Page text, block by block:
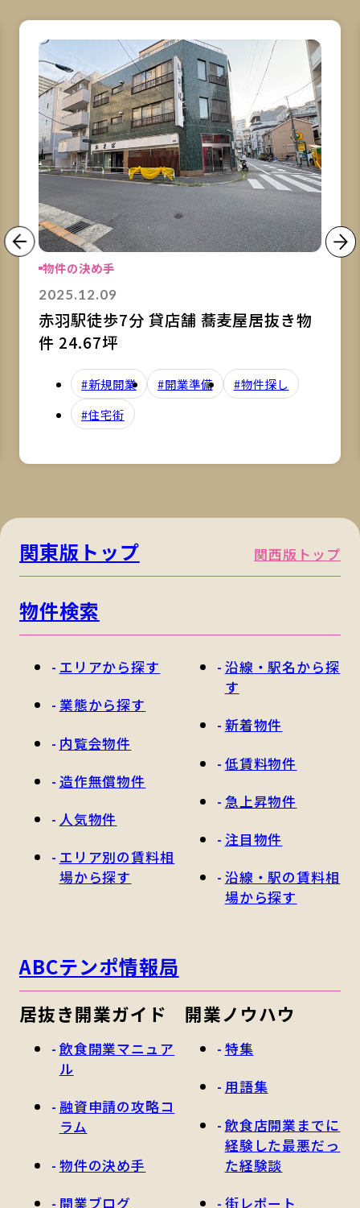
詳細を見る
物件の決め手
2025.12.09
赤羽駅徒歩7分 貸店舗 蕎麦屋居抜き物
件 24.67坪
#新規開業 #開業準備
#物件探し
#住宅街
関東版トップ 関西版トップ
物件検索
エリアから探す
業態から探す
内覧会物件
造作無償物件
人気物件
エリア別の賃料相
場から探す
沿線・駅名から探
す
新着物件
低賃料物件
急上昇物件
注目物件
沿線・駅の賃料相
場から探す
ABCテンポ情報局
居抜き開業ガイド
飲食開業マニュア
ル
融資申請の攻略コ
ラム
物件の決め手
開業ブログ
開業ノウハウ
特集
用語集
飲食店開業までに
経験した最悪だっ
た経験談
街レポート